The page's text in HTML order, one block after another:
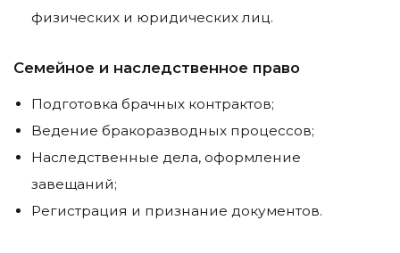
физических и юридических лиц.
Семейное и наследственное право
Подготовка брачных контрактов;
Ведение бракоразводных процессов;
Наследственные дела, оформление
завещаний;
Регистрация и признание документов.